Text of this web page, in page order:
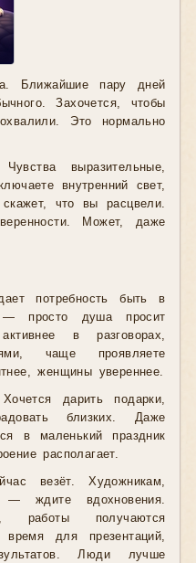
Ближайшие пару дней
Захочется, чтобы
Это нормально
выразительные,
внутренний свет,
что вы расцвели.
Может, даже
потребность быть в
просто душа просит
в разговорах,
чаще проявляете
женщины увереннее.
дарить подарки,
близких. Даже
в маленький праздник
располагает.
везёт. Художникам,
— ждите вдохновения.
работы получаются
для презентаций,
Люди лучше